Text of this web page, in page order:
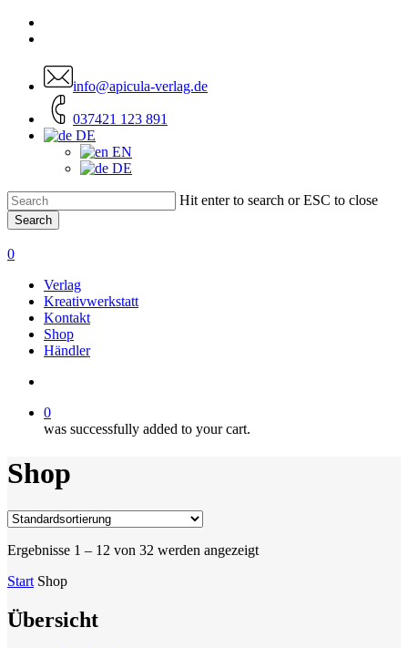
Skip
content
info@apicula-verlag.de
037421 123 891
DE
EN
DE
Hit enter to search or ESC to close
Search
Search
account
0
Verlag
Kreativwerkstatt
Kontakt
Shop
Händler
0
was successfully added to your cart.
Shop
Ergebnisse 1 – 12 von 32 werden angezeigt
Start Shop
Übersicht